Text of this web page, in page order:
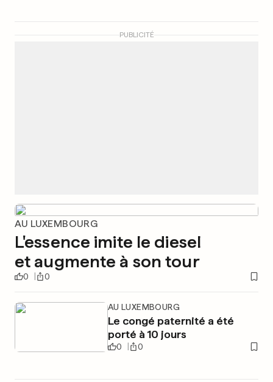
PUBLICITÉ
AU LUXEMBOURG
L'essence imite le diesel
et augmente à son tour
0 0
AU LUXEMBOURG
Le congé paternité a été
porté à 10 jours
0 0